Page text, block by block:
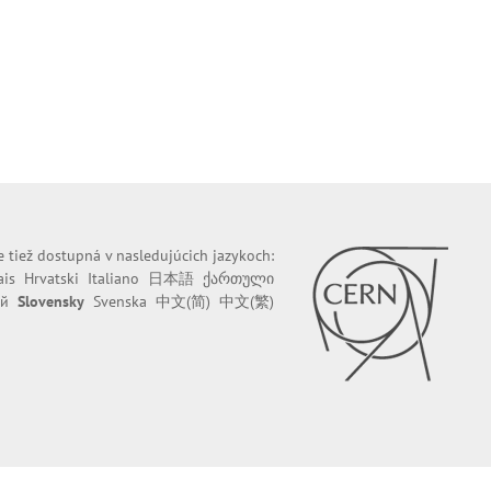
tiež dostupná v nasledujúcich jazykoch:
Hrvatski Italiano 日本語 ქართული
Slovensky Svenska 中文(简) 中文(繁)